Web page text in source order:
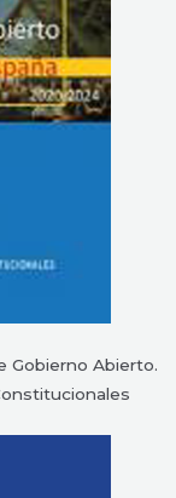
Gobierno Abierto.